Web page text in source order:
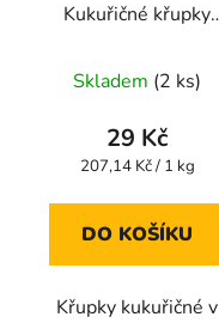
Kukuřičné křupky
hodnocení
produktu
je
z
Skladem (2 ks)
29 Kč
Měrná
207,14 Kč / 1 kg
DO KOŠÍKU
Křupky kukuřičné v